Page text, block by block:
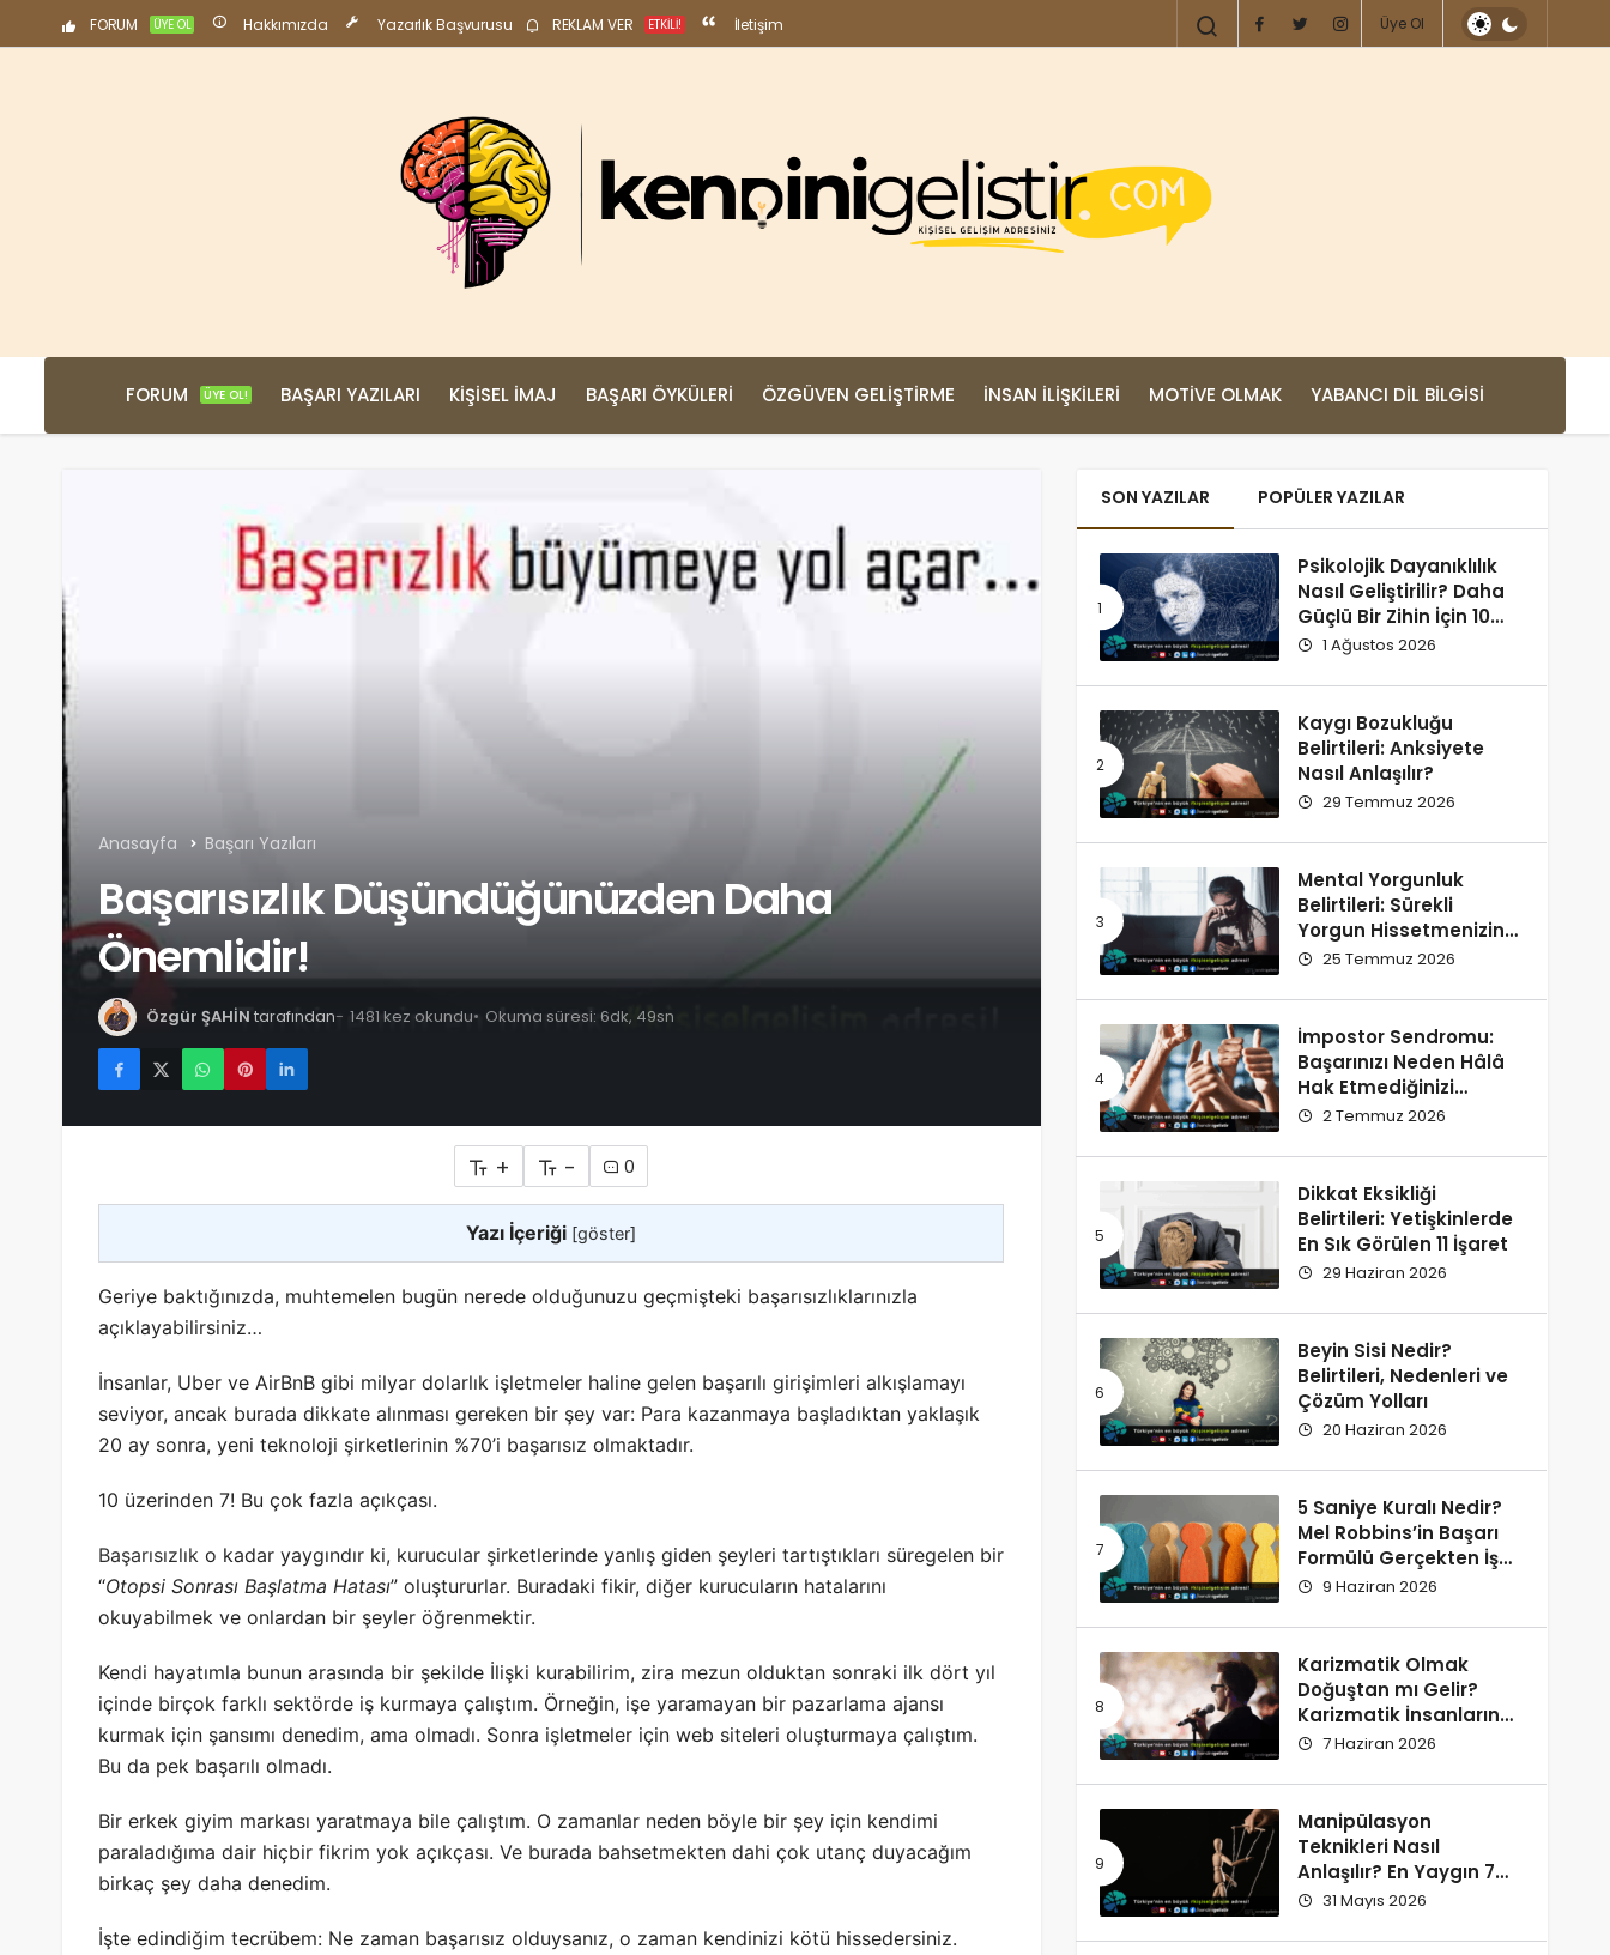
FORUM ÜYE OL Hakkımızda Yazarlık Başvurusu REKLAM VER ETKILI! İletişim Üye Ol
FORUM ÜYE OL! BAŞARI YAZILARI KIŞISEL İMAJ BAŞARI ÖYKÜLERI ÖZGÜVEN GELIŞTIRME İNSAN İLIŞKILERI MOTIVE OLMAK YABANCI DIL BILGISI
Anasayfa Başarı Yazıları
Başarısızlık Düşündüğünüzden Daha
Önemlidir!
Özgür ŞAHİN tarafından 1481 kez okundu Okuma süresi: 6dk, 49sn
+ - 0
Yazı İçeriği [göster]
Geriye baktığınızda, muhtemelen bugün nerede olduğunuzu geçmişteki başarısızlıklarınızla
açıklayabilirsiniz…
İnsanlar, Uber ve AirBnB gibi milyar dolarlık işletmeler haline gelen başarılı girişimleri alkışlamayı
seviyor, ancak burada dikkate alınması gereken bir şey var: Para kazanmaya başladıktan yaklaşık
20 ay sonra, yeni teknoloji şirketlerinin %70’i başarısız olmaktadır.
10 üzerinden 7! Bu çok fazla açıkçası.
Başarısızlık o kadar yaygındır ki, kurucular şirketlerinde yanlış giden şeyleri tartıştıkları süregelen bir
“Otopsi Sonrası Başlatma Hatası” oluştururlar. Buradaki fikir, diğer kurucuların hatalarını
okuyabilmek ve onlardan bir şeyler öğrenmektir.
Kendi hayatımla bunun arasında bir şekilde İlişki kurabilirim, zira mezun olduktan sonraki ilk dört yıl
içinde birçok farklı sektörde iş kurmaya çalıştım. Örneğin, işe yaramayan bir pazarlama ajansı
kurmak için şansımı denedim, ama olmadı. Sonra işletmeler için web siteleri oluşturmaya çalıştım.
Bu da pek başarılı olmadı.
Bir erkek giyim markası yaratmaya bile çalıştım. O zamanlar neden böyle bir şey için kendimi
paraladığıma dair hiçbir fikrim yok açıkçası. Ve burada bahsetmekten dahi çok utanç duyacağım
birkaç şey daha denedim.
İşte edindiğim tecrübem: Ne zaman başarısız olduysanız, o zaman kendinizi kötü hissedersiniz.
SON YAZILAR POPÜLER YAZILAR
Psikolojik Dayanıklılık
Nasıl Geliştirilir? Daha
Güçlü Bir Zihin İçin 10
Alışkanlık
1 Ağustos 2026
Kaygı Bozukluğu
Belirtileri: Anksiyete
Nasıl Anlaşılır?
29 Temmuz 2026
Mental Yorgunluk
Belirtileri: Sürekli
Yorgun Hissetmenizin
12 Olası Nedeni
25 Temmuz 2026
İmpostor Sendromu:
Başarınızı Neden Hâlâ
Hak Etmediğinizi
Düşünüyorsunuz?
2 Temmuz 2026
Dikkat Eksikliği
Belirtileri: Yetişkinlerde
En Sık Görülen 11 İşaret
29 Haziran 2026
Beyin Sisi Nedir?
Belirtileri, Nedenleri ve
Çözüm Yolları
20 Haziran 2026
5 Saniye Kuralı Nedir?
Mel Robbins’in Başarı
Formülü Gerçekten İşe
Yarıyor
9 Haziran 2026
Karizmatik Olmak
Doğuştan mı Gelir?
Karizmatik İnsanların
Ortak Özellikleri
7 Haziran 2026
Manipülasyon
Teknikleri Nasıl
Anlaşılır? En Yaygın 7
İşaret
31 Mayıs 2026